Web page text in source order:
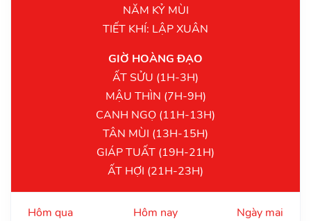
NĂM KỶ MÙI
TIẾT KHÍ: LẬP XUÂN
GIỜ HOÀNG ĐẠO
ẤT SỬU (1H-3H)
MẬU THÌN (7H-9H)
CANH NGỌ (11H-13H)
TÂN MÙI (13H-15H)
GIÁP TUẤT (19H-21H)
ẤT HỢI (21H-23H)
Hôm qua Hôm nay Ngày mai